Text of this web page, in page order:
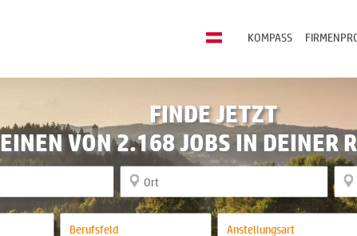
KOMPASS
FINDE JETZT
EINEN VON 2.168 JOBS IN DEINER